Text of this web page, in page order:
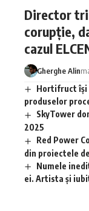
Director
corupție,
cazul
Gherghe Alin
Hortifruct își
produselor
SkyTower
2025
Red Power
din proiectele
Numele
ei. Artista și